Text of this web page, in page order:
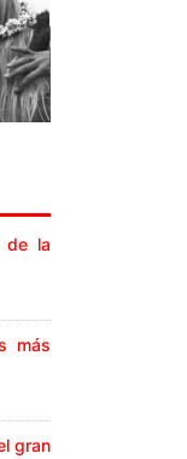
de la
más
gran